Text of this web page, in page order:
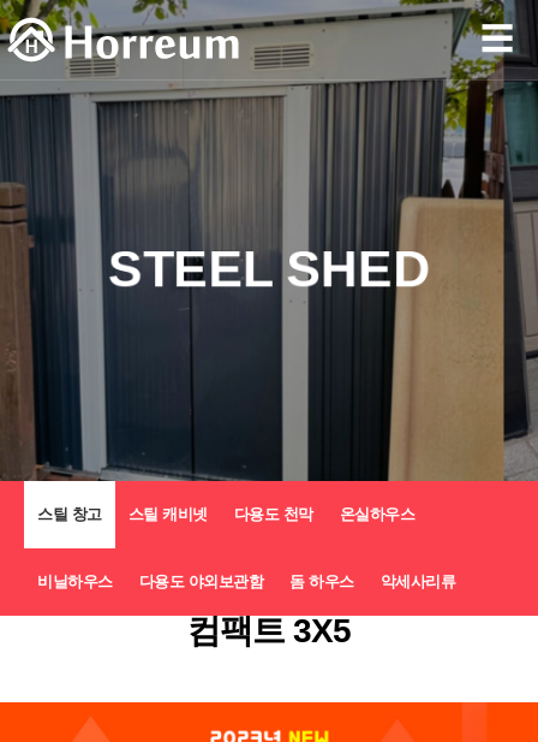
☰
STEEL SHED
스틸 창고 스틸 캐비넷 다용도 천막 온실하우스
비닐하우스 다용도 야외보관함 돔 하우스 악세사리류
컴팩트 3X5